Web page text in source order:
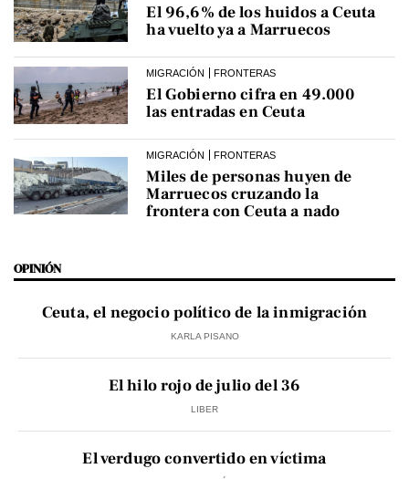
El 96,6% de los huidos a Ceuta
ha vuelto ya a Marruecos
MIGRACIÓN FRONTERAS
El Gobierno cifra en 49.000
las entradas en Ceuta
MIGRACIÓN FRONTERAS
Miles de personas huyen de
Marruecos cruzando la
frontera con Ceuta a nado
OPINIÓN
Ceuta, el negocio político de la inmigración
KARLA PISANO
El hilo rojo de julio del 36
LIBER
El verdugo convertido en víctima